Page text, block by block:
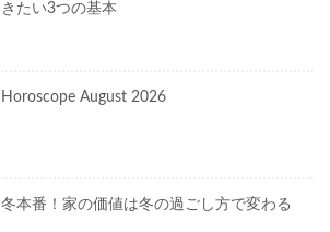
きたい3つの基本
Horoscope August 2026
冬本番！家の価値は冬の過ごし方で変わる